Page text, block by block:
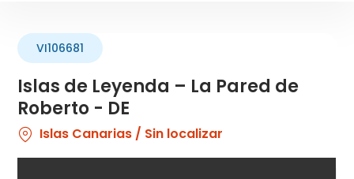
Islas de Leyenda – La Pared de
Roberto - DE
VI106681
Islas Canarias / Sin localizar